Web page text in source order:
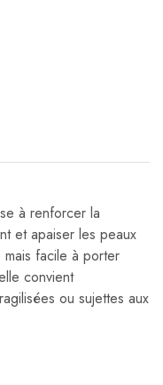
à renforcer la
et apaiser les peaux
facile à porter
convient
ou sujettes aux